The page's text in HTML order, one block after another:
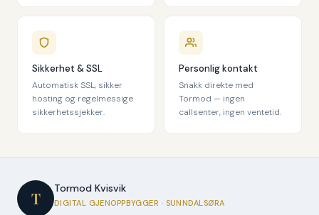
Sikkerhet & SSL
Automatisk SSL, sikker
hosting og regelmessige
sikkerhetssjekker.
Personlig kontakt
Snakk direkte med
Tormod — ingen
callsenter, ingen ventetid.
T
Tormod Kvisvik
DIGITAL GJENOPPBYGGER · SUNNDALSØRA